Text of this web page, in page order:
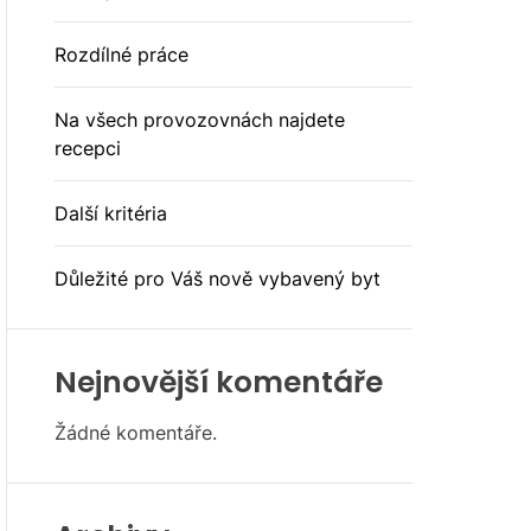
Rozdílné práce
Na všech provozovnách najdete
recepci
Další kritéria
Důležité pro Váš nově vybavený byt
Nejnovější komentáře
Žádné komentáře.